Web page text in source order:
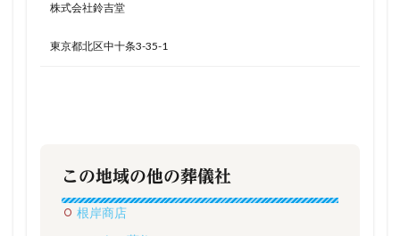
株式会社鈴吉堂
東京都北区中十条3-35-1
この地域の他の葬儀社
根岸商店